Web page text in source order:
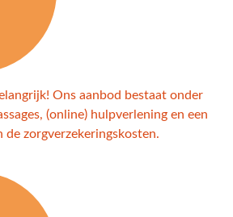
Ons aanbod bestaat onder
(online) hulpverlening en een
de zorgverzekeringskosten.